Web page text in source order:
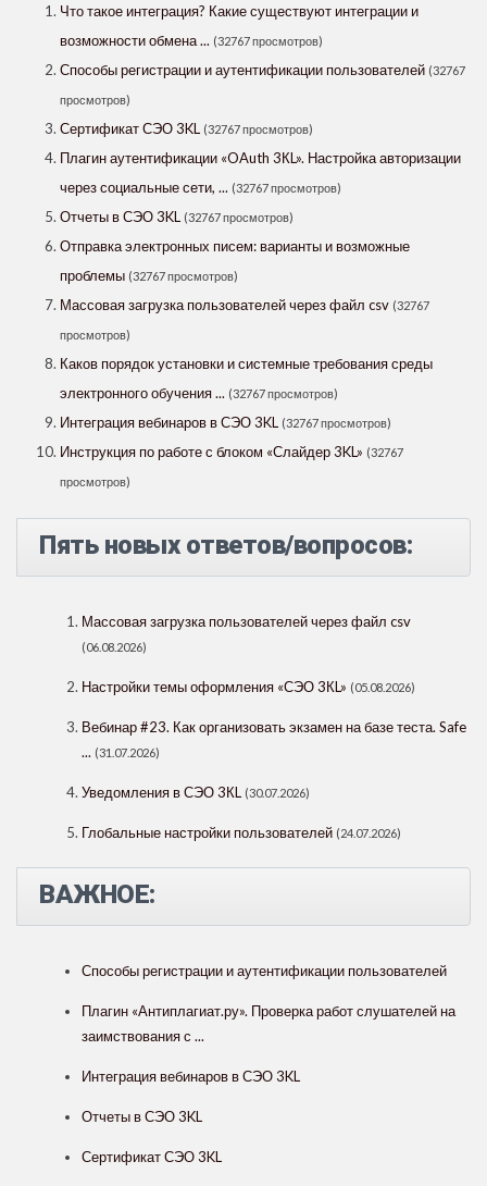
Что такое интеграция? Какие существуют интеграции и
возможности обмена ... (32767 просмотров)
Способы регистрации и аутентификации пользователей (32767
просмотров)
Сертификат СЭО 3KL (32767 просмотров)
Плагин аутентификации «OAuth 3КL». Настройка авторизации
через социальные сети, ... (32767 просмотров)
Отчеты в СЭО 3KL (32767 просмотров)
Отправка электронных писем: варианты и возможные
проблемы (32767 просмотров)
Массовая загрузка пользователей через файл csv (32767
просмотров)
Каков порядок установки и системные требования среды
электронного обучения ... (32767 просмотров)
Интеграция вебинаров в СЭО 3KL (32767 просмотров)
Инструкция по работе с блоком «Слайдер 3KL» (32767
просмотров)
Пять новых ответов/вопросов:
Массовая загрузка пользователей через файл csv
(06.08.2026)
Настройки темы оформления «СЭО 3КL» (05.08.2026)
Вебинар #23. Как организовать экзамен на базе теста. Safe
... (31.07.2026)
Уведомления в СЭО 3КL (30.07.2026)
Глобальные настройки пользователей (24.07.2026)
ВАЖНОЕ:
Способы регистрации и аутентификации пользователей
Плагин «Антиплагиат.ру». Проверка работ слушателей на
заимствования с ...
Интеграция вебинаров в СЭО 3KL
Отчеты в СЭО 3KL
Сертификат СЭО 3KL